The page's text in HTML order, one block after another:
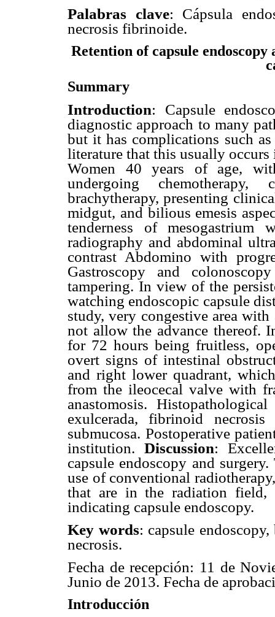
Palabras clave: Cápsula
necrosis fibrinoide.
Retention of capsule
Summary
Introduction: Capsule
diagnostic approach to many
but it has complications such
literature that this usually occurs
Women 40 years of age,
undergoing
brachytherapy, presenting
midgut, and bilious emesis
tenderness of mesogastrium
radiography and abdominal
contrast Abdomino with
Gastroscopy and
tampering. In view of the
watching endoscopic capsule
study, very congestive area
not allow the advance thereof.
for 72 hours being fruitless,
overt signs of intestinal
and right lower quadrant,
from the ileocecal valve with
anastomosis.
exulcerada, fibrinoid
submucosa. Postoperative
institution. Discussion:
capsule endoscopy and
use of conventional
that are in the radiation
indicating capsule endoscopy.
Key words: capsule
necrosis.
Fecha de recepción: 11 de
Junio de 2013. Fecha de
Introducción